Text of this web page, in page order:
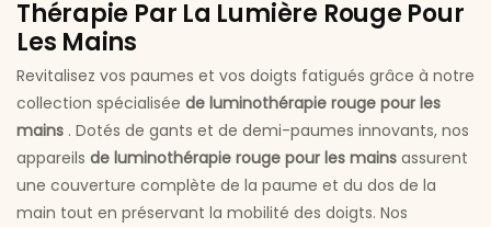
Thérapie Par La Lumière Rouge Pour
Les Mains
Revitalisez vos paumes et vos doigts fatigués grâce à notre
collection spécialisée de luminothérapie rouge pour les
mains . Dotés de gants et de demi-paumes innovants, nos
appareils de luminothérapie rouge pour les mains assurent
une couverture complète de la paume et du dos de la
main tout en préservant la mobilité des doigts. Nos